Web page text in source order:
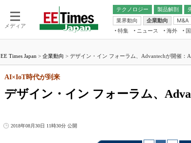
メディア
テクノロジー 製品解剖
電池／エネルギー
アナログ
マイコン
業界動向
企業動向 M&A
特集 ニュース 海外
福田昭のデバイス通信
電子ブックレット
EE Times Japan > 企業動向 > デザイン・イン フォーラム、Advantechが開催：
デザイン・イン フォーラム、
AI×IoT時代が到来
2018年08月30日 11時30分 公開